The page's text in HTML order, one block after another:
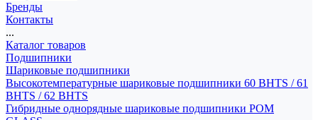
Бренды
Контакты
...
Каталог товаров
Подшипники
Шариковые подшипники
Высокотемпературные шариковые подшипники 60 BHTS / 61
BHTS / 62 BHTS
Гибридные однорядные шариковые подшипники POM